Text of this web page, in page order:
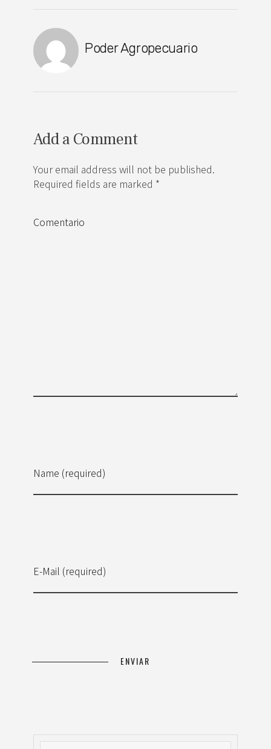
Poder Agropecuario
Add a Comment
Your email address will not be published.
Required fields are marked *
Name (required)
E-Mail (required)
Comentario